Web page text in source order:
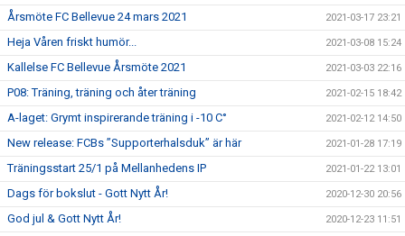
Årsmöte FC Bellevue 24 mars 2021 2021-03-17 23:21
Heja Våren friskt humör... 2021-03-08 15:24
Kallelse FC Bellevue Årsmöte 2021 2021-03-03 22:16
P08: Träning, träning och åter träning 2021-02-15 18:42
A-laget: Grymt inspirerande träning i -10 C° 2021-02-12 14:50
New release: FCBs ”Supporterhalsduk” är här 2021-01-28 17:19
Träningsstart 25/1 på Mellanhedens IP 2021-01-22 13:01
Dags för bokslut - Gott Nytt År! 2020-12-30 20:56
God jul & Gott Nytt År! 2020-12-23 11:51